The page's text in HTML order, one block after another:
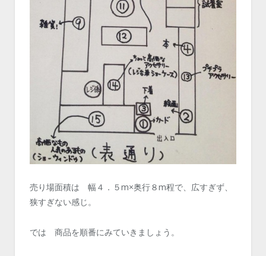
売り場面積は 幅４．５m×奥行８m程で、広すぎず、
狭すぎない感じ。
では 商品を順番にみていきましょう。